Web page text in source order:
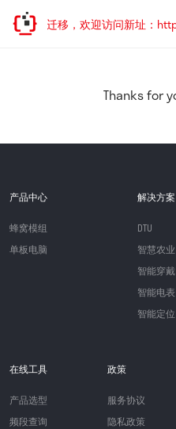
地址已迁移，欢迎访问新址：
Thanks for
产品中心
蜂窝模组
单板电脑
解决方案
DTU
智慧农业
智能穿戴
智能电表
智能定位
在线工具
产品选型
频段查询
政策
服务协议
隐私政策